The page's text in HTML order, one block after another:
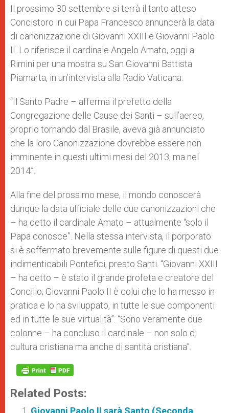
p
p
g
e
r
o
k
r
Il prossimo 30 settembre si terrà il tanto atteso
Concistoro in cui Papa Francesco annuncerà la data
di canonizzazione di Giovanni XXIII e Giovanni Paolo
II. Lo riferisce il cardinale Angelo Amato, oggi a
Rimini per una mostra su San Giovanni Battista
Piamarta, in un’intervista alla Radio Vaticana.
“Il Santo Padre – afferma il prefetto della
Congregazione delle Cause dei Santi – sull’aereo,
proprio tornando dal Brasile, aveva già annunciato
che la loro Canonizzazione dovrebbe essere non
imminente in questi ultimi mesi del 2013, ma nel
2014”.
Alla fine del prossimo mese, il mondo conoscerà
dunque la data ufficiale delle due canonizzazioni che
– ha detto il cardinale Amato – attualmente “solo il
Papa conosce”. Nella stessa intervista, il porporato
si è soffermato brevemente sulle figure di questi due
indimenticabili Pontefici, presto Santi. “Giovanni XXIII
– ha detto – è stato il grande profeta e creatore del
Concilio; Giovanni Paolo II è colui che lo ha messo in
pratica e lo ha sviluppato, in tutte le sue componenti
ed in tutte le sue virtualità”. “Sono veramente due
colonne – ha concluso il cardinale – non solo di
cultura cristiana ma anche di santità cristiana”.
Related Posts:
Giovanni Paolo II sarà Santo (Seconda